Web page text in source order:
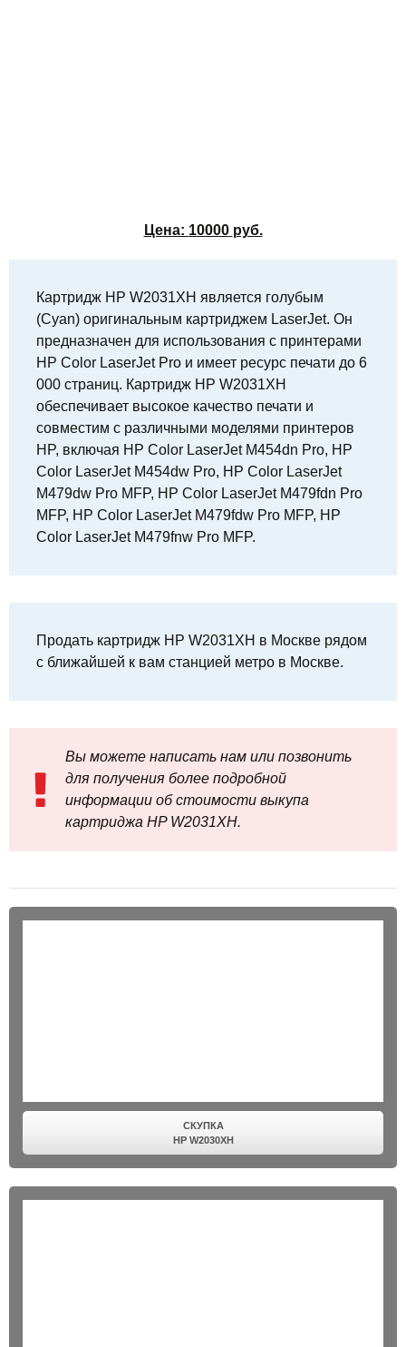
Цена: 10000 руб.
Картридж HP W2031XH является голубым
(Cyan) оригинальным картриджем LaserJet. Он
предназначен для использования с принтерами
HP Color LaserJet Pro и имеет ресурс печати до 6
000 страниц. Картридж HP W2031XH
обеспечивает высокое качество печати и
совместим с различными моделями принтеров
HP, включая HP Color LaserJet M454dn Pro, HP
Color LaserJet M454dw Pro, HP Color LaserJet
M479dw Pro MFP, HP Color LaserJet M479fdn Pro
MFP, HP Color LaserJet M479fdw Pro MFP, HP
Color LaserJet M479fnw Pro MFP.
Продать картридж HP W2031XH в Москве рядом
с ближайшей к вам станцией метро в Москве.
Вы можете написать нам или позвонить
для получения более подробной
информации об стоимости выкупа
картриджа HP W2031XH.
СКУПКА
HP W2030XH